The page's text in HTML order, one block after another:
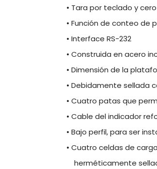
• Tara por teclado y
• Función de conteo de
• Interface RS-232
• Construida en acero
• Dimensión de la
• Debidamente sellada
• Cuatro patas que
• Cable del indicador
• Bajo perfil, para ser
• Cuatro celdas de
herméticamente